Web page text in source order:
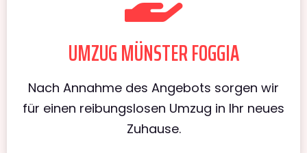
UMZUG MÜNSTER FOGGIA
Nach Annahme des Angebots sorgen wir
für einen reibungslosen Umzug in Ihr neues
Zuhause.